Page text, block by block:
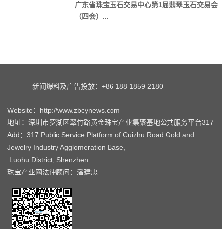
广东省珠宝玉石交易中心第1届翡翠玉石交易会
（四会）...
新闻爆料及广告投放：+86 188 1859 2180
Website：http://www.zbcynews.com
地址：深圳市罗湖区翠竹路黄金珠宝产业集聚基地公共服务平台317
Add：317 Public Service Platform of Cuizhu Road Gold and
Jewelry Industry Agglomeration Base,
Luohu District, Shenzhen
珠宝产业网法律顾问：潘建忠